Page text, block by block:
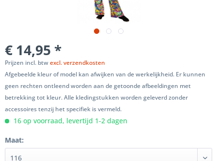
€ 14,95 *
Prijzen incl. btwexcl. verzendkosten
Afgebeelde kleur of model kan afwijken van de werkelijkheid. Er kunnen
geen rechten ontleend worden aan de getoonde afbeeldingen met
betrekking tot kleur. Alle kledingstukken worden geleverd zonder
accessoires tenzij het specifiek is vermeld.
16 op voorraad, levertijd 1-2 dagen
Maat: